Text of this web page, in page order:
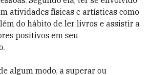
atividades físicas e artísticas como
do hábito de ler livros e assistir a
positivos em seu
algum modo, a superar ou